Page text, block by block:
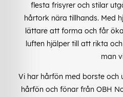
flesta frisyrer och stilar
hårtork nära tillhands. Med
lättare att forma och får
luften hjälper till att rikta
man
Vi har hårfön med borste och
hårfön och fönar från OBH